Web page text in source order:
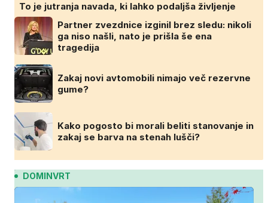
To je jutranja navada, ki lahko podaljša življenje
Partner zvezdnice izginil brez sledu: nikoli
ga niso našli, nato je prišla še ena
tragedija
Zakaj novi avtomobili nimajo več rezervne
gume?
Kako pogosto bi morali beliti stanovanje in
zakaj se barva na stenah lušči?
DOMINVRT